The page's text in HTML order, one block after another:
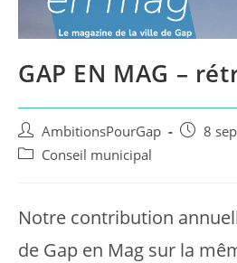
GAP EN MAG –
Auteur/autrice
de
AmbitionsPourGap
8
Post Conseil municipal
Notre contribution
de Gap en Mag sur la